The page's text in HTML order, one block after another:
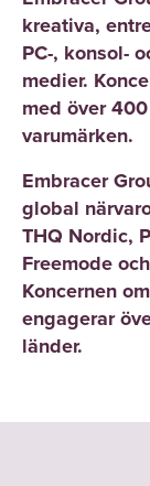
För
innehav
i
Embracer
Group,
vänligen
se
Ä
g
a
n
d
t
förvaltning,
strategiska
projekt,
M&A
och
på
olika
marknader.
Hon
har
arbetat
börsnoterade
har
inga
andra
relevanta
uppdrag.
innehav
i
Embracer
Group,
vänligen
se
a
engelsk
litteratur
(med
mycket
bra
från
University
of
California,
Santa
Barbara.
av
bland
annat,
Freemode
by
Embracer
Middle-
earth
Enterprises,
där
han
har
spelat
roll
kreativa,
PC-, konsol-
medier.
med över
varumärken.
Embracer
global
THQ Nordic,
Freemode
Koncernen
engagerar
länder.